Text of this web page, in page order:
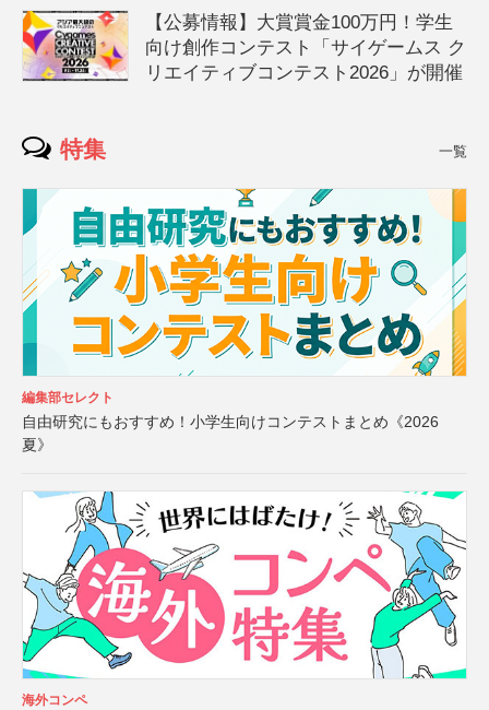
【公募情報】大賞賞金100万円！学生
向け創作コンテスト「サイゲームス ク
リエイティブコンテスト2026」が開催
特集 一覧
編集部セレクト
自由研究にもおすすめ！小学生向けコンテストまとめ《2026
夏》
海外コンペ